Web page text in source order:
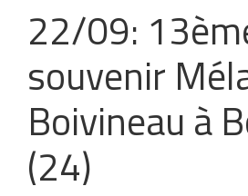
22/09:
souvenir
Boivineau à
(24)